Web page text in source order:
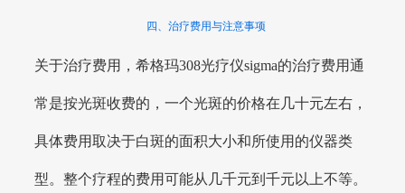
四、治疗费用与注意事项
关于治疗费用，希格玛308光疗仪sigma的治疗费用通
常是按光斑收费的，一个光斑的价格在几十元左右，
具体费用取决于白斑的面积大小和所使用的仪器类
型。整个疗程的费用可能从几千元到千元以上不等。